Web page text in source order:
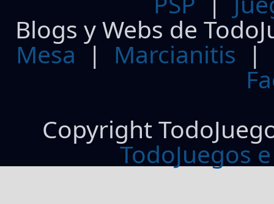
Blogs y Webs de
Mesa | Marcianitis |
Copyright
TodoJuegos